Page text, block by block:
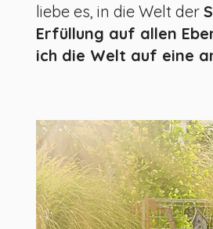
liebe es, in die Welt der
Erfüllung auf allen
ich die Welt auf eine